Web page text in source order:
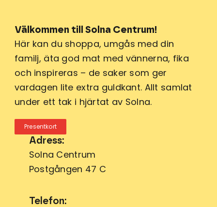
Välkommen till Solna Centrum!
Här kan du shoppa, umgås med din
familj, äta god mat med vännerna, fika
och inspireras – de saker som ger
vardagen lite extra guldkant. Allt samlat
under ett tak i hjärtat av Solna.
Presentkort
Adress:
Solna Centrum
Postgången 47 C
Telefon: